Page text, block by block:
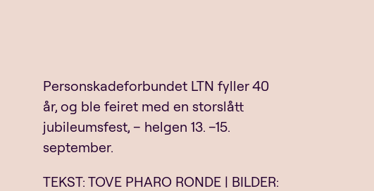
Personskadeforbundet LTN fyller 40
år, og ble feiret med en storslått
jubileumsfest, – helgen 13. –15.
september.
TEKST: TOVE PHARO RONDE | BILDER: